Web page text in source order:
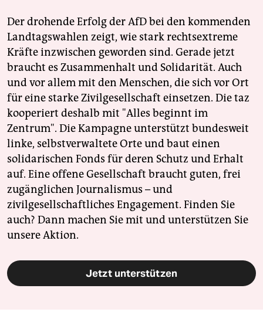
Der drohende Erfolg der AfD bei den kommenden
Landtagswahlen zeigt, wie stark rechtsextreme
Kräfte inzwischen geworden sind. Gerade jetzt
braucht es Zusammenhalt und Solidarität. Auch
und vor allem mit den Menschen, die sich vor Ort
für eine starke Zivilgesellschaft einsetzen. Die taz
kooperiert deshalb mit "Alles beginnt im
Zentrum". Die Kampagne unterstützt bundesweit
linke, selbstverwaltete Orte und baut einen
solidarischen Fonds für deren Schutz und Erhalt
auf. Eine offene Gesellschaft braucht guten, frei
zugänglichen Journalismus – und
zivilgesellschaftliches Engagement. Finden Sie
auch? Dann machen Sie mit und unterstützen Sie
unsere Aktion.
Jetzt unterstützen